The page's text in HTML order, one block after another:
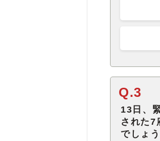
Q.3
13日、
された7
でしょう